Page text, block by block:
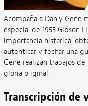
Acompaña a Dan y Gene
especial de 1955 Gibson
importancia histórica,
autenticar y fechar una
Gene realizan trabajos de
gloria original.
Transcripción de